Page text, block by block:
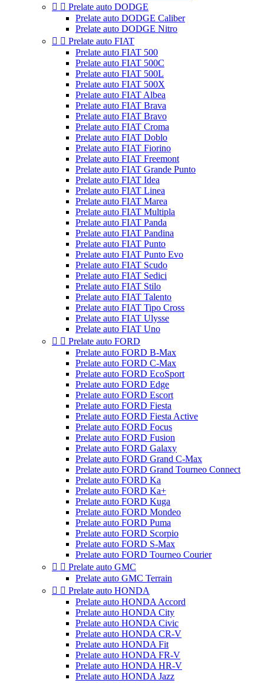
  Prelate auto DODGE
Prelate auto DODGE Caliber
Prelate auto DODGE Nitro
  Prelate auto FIAT
Prelate auto FIAT 500
Prelate auto FIAT 500C
Prelate auto FIAT 500L
Prelate auto FIAT 500X
Prelate auto FIAT Albea
Prelate auto FIAT Brava
Prelate auto FIAT Bravo
Prelate auto FIAT Croma
Prelate auto FIAT Doblo
Prelate auto FIAT Fiorino
Prelate auto FIAT Freemont
Prelate auto FIAT Grande Punto
Prelate auto FIAT Idea
Prelate auto FIAT Linea
Prelate auto FIAT Marea
Prelate auto FIAT Multipla
Prelate auto FIAT Panda
Prelate auto FIAT Pandina
Prelate auto FIAT Punto
Prelate auto FIAT Punto Evo
Prelate auto FIAT Scudo
Prelate auto FIAT Sedici
Prelate auto FIAT Stilo
Prelate auto FIAT Talento
Prelate auto FIAT Tipo Cross
Prelate auto FIAT Ulysse
Prelate auto FIAT Uno
  Prelate auto FORD
Prelate auto FORD B-Max
Prelate auto FORD C-Max
Prelate auto FORD EcoSport
Prelate auto FORD Edge
Prelate auto FORD Escort
Prelate auto FORD Fiesta
Prelate auto FORD Fiesta Active
Prelate auto FORD Focus
Prelate auto FORD Fusion
Prelate auto FORD Galaxy
Prelate auto FORD Grand C-Max
Prelate auto FORD Grand Tourneo Connect
Prelate auto FORD Ka
Prelate auto FORD Ka+
Prelate auto FORD Kuga
Prelate auto FORD Mondeo
Prelate auto FORD Puma
Prelate auto FORD Scorpio
Prelate auto FORD S-Max
Prelate auto FORD Tourneo Courier
  Prelate auto GMC
Prelate auto GMC Terrain
  Prelate auto HONDA
Prelate auto HONDA Accord
Prelate auto HONDA City
Prelate auto HONDA Civic
Prelate auto HONDA CR-V
Prelate auto HONDA Fit
Prelate auto HONDA FR-V
Prelate auto HONDA HR-V
Prelate auto HONDA Jazz